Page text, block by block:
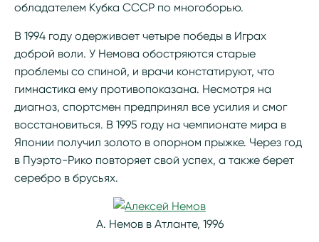
обладателем Кубка СССР по многоборью.
В 1994 году одерживает четыре победы в Играх
доброй воли. У Немова обостряются старые
проблемы со спиной, и врачи констатируют, что
гимнастика ему противопоказана. Несмотря на
диагноз, спортсмен предпринял все усилия и смог
восстановиться. В 1995 году на чемпионате мира в
Японии получил золото в опорном прыжке. Через год
в Пуэрто-Рико повторяет свой успех, а также берет
серебро в брусьях.
А. Немов в Атланте, 1996